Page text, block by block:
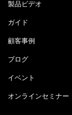
製品ビデオ
ガイド
顧客事例
ブログ
イベント
オンラインセミナー